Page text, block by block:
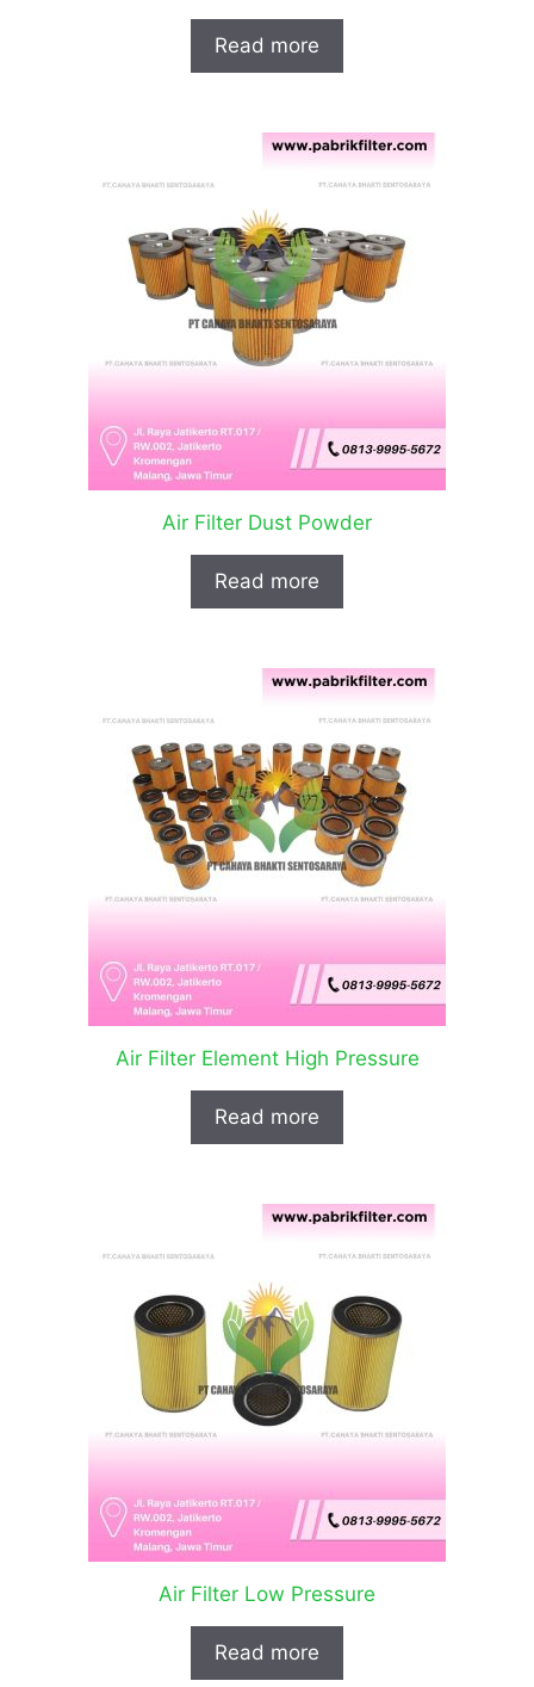
Read more
Air Filter Dust Powder
Read more
Air Filter Element High Pressure
Read more
Air Filter Low Pressure
Read more